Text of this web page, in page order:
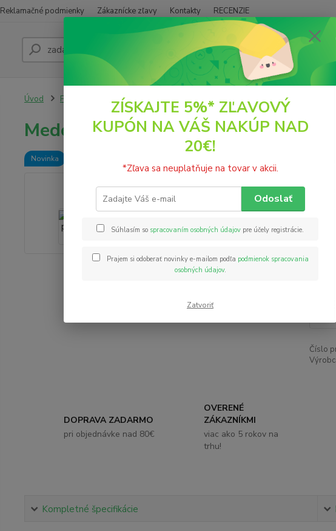
Reklamačné podmienky Zákaznícke zľavy Kontakty RECENZIE
Hľadať
(PO
Úvod POTRAVINY Medový perník Jahoda 60g D.line
Medový perník Jahoda 60g D.line
Novinka
Pod
Číslo
DOPRAVA ZADARMO
pri objednávke nad 80€
OVERENÉ
ZÁKAZNÍKMI
viac ako 5 rokov na
trhu!
Kompletné špecifikácie
ZÍSKAJTE 5%* ZĽAVOVÝ
KUPÓN NA VÁŠ NAKÚP NAD
20€!
*Zľava sa neuplatňuje na tovar v akcii.
Odoslať
Súhlasím so spracovaním osobných údajov pre účely registrácie.
Prajem si odoberať novinky e-mailom podľa podmienok spracovania
osobných údajov.
Zatvoriť